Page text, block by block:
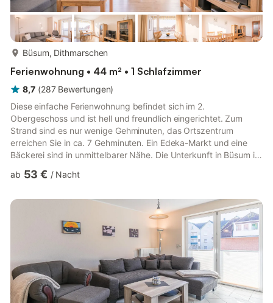
Büsum, Dithmarschen
Ferienwohnung • 44 m² • 1 Schlafzimmer
8,7 (287 Bewertungen)
Diese einfache Ferienwohnung befindet sich im 2.
Obergeschoss und ist hell und freundlich eingerichtet. Zum
Strand sind es nur wenige Gehminuten, das Ortszentrum
erreichen Sie in ca. 7 Gehminuten. Ein Edeka-Markt und eine
Bäckerei sind in unmittelbarer Nähe. Die Unterkunft in Büsum ist
mitgebracht werden. Freuen Sie sich auf Ihren Urlaub in Büsum!
Kabel-TV, Radio, Südbalkon Küche: sep. Küche, Backofen,
Geschirrspüler, Mikrowelle Schlafzimmer: Doppelbett,
Kleiderschrank, Nachtti...
ab 53 € / Nacht